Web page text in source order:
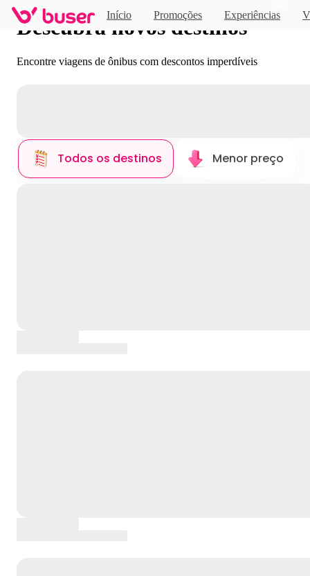
Início Promoções Experiências
Descubra novos destinos
Encontre viagens de ônibus com descontos imperdíveis
Todos os destinos Menor preço